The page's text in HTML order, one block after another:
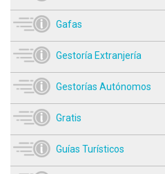
Gafas
Gestoría Extranjería
Gestorías Autónomos
Gratis
Guías Turísticos